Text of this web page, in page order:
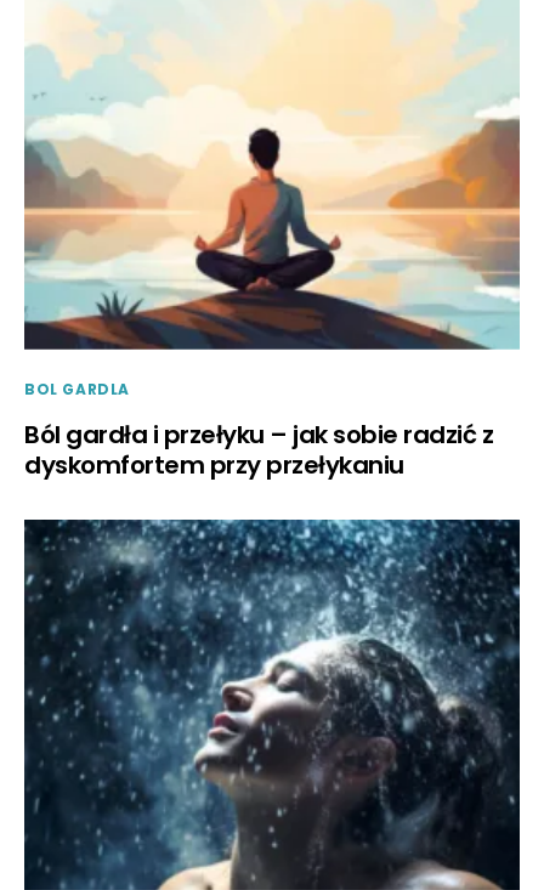
BOL GARDLA
Ból gardła i przełyku – jak sobie radzić z
dyskomfortem przy przełykaniu